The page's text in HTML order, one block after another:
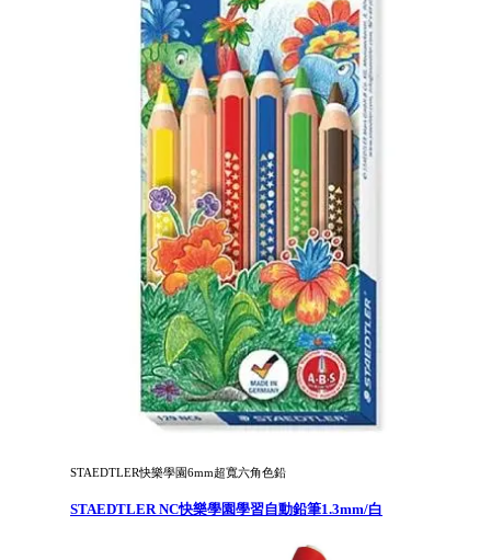
STAEDTLER快樂學園6mm超寬六角色鉛
STAEDTLER NC快樂學園學習自動鉛筆1.3mm/白